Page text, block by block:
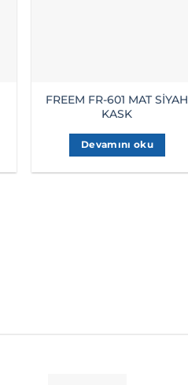
FREEM FR-601 MAT SİYAH
KASK
Devamını oku